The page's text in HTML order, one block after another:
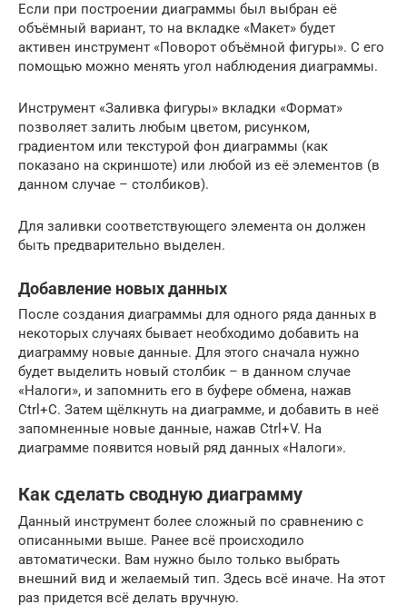
Если при построении диаграммы был выбран её
объёмный вариант, то на вкладке «Макет» будет
активен инструмент «Поворот объёмной фигуры». С его
помощью можно менять угол наблюдения диаграммы.
Инструмент «Заливка фигуры» вкладки «Формат»
позволяет залить любым цветом, рисунком,
градиентом или текстурой фон диаграммы (как
показано на скриншоте) или любой из её элементов (в
данном случае – столбиков).
Для заливки соответствующего элемента он должен
быть предварительно выделен.
Добавление новых данных
После создания диаграммы для одного ряда данных в
некоторых случаях бывает необходимо добавить на
диаграмму новые данные. Для этого сначала нужно
будет выделить новый столбик – в данном случае
«Налоги», и запомнить его в буфере обмена, нажав
Ctrl+C. Затем щёлкнуть на диаграмме, и добавить в неё
запомненные новые данные, нажав Ctrl+V. На
диаграмме появится новый ряд данных «Налоги».
Как сделать сводную диаграмму
Данный инструмент более сложный по сравнению с
описанными выше. Ранее всё происходило
автоматически. Вам нужно было только выбрать
внешний вид и желаемый тип. Здесь всё иначе. На этот
раз придется всё делать вручную.